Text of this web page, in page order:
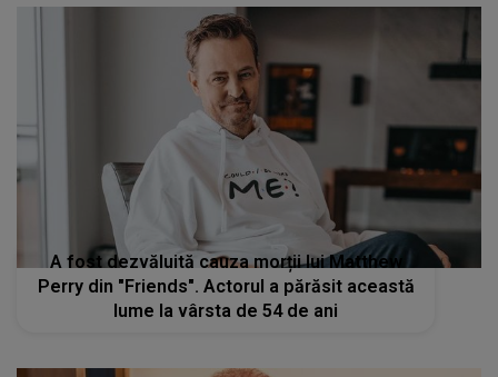
A fost dezvăluită cauza morții lui Matthew
Perry din "Friends". Actorul a părăsit această
lume la vârsta de 54 de ani